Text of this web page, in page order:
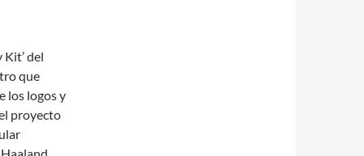
del
que
los logos y
proyecto